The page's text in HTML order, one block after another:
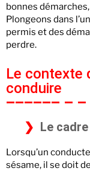
bonnes
Plongeons dans
permis et des
perdre.
Le contexte
conduire
Le
Lorsqu’un
sésame, il se doit